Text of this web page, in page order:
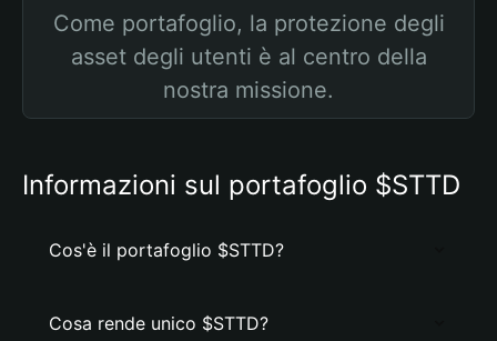
Come portafoglio, la protezione degli
asset degli utenti è al centro della
nostra missione.
Informazioni sul portafoglio $STTD
Cos'è il portafoglio $STTD?
Cosa rende unico $STTD?